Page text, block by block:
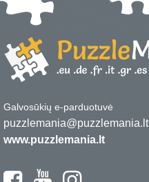
Galvosūkių e-parduotuvė
puzzlemania@puzzlemania.lt
www.puzzlemania.lt